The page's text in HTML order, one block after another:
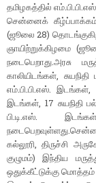
தமிழகத்தில்
சென்னைக் கீழ்ப்பாக்கம்
(ஜூலை 28)
ஞாயிற்றுக்கிழமை
நடைபெறாது.அரசு
காலியிடங்கள்,
எம்.பி.பி.எஸ். இடங்கள்,
இடங்கள், 17 சுயநிதி
பி.டி.எஸ்.
நடைபெறவுள்ளது.
கல்லூரி, திருச்சி
குழுமம்) இந்திய
ஒதுக்கீட்டுக்கு மொத்தம்